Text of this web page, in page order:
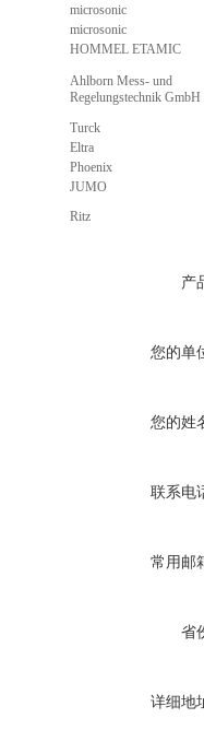
microsonic
microsonic
HOMMEL ETAMIC
Ahlborn Mess- und
Regelungstechnik GmbH
Turck
Eltra
Phoenix
JUMO
Ritz
产
您的单
您的姓
联系电
常用邮
省
详细地